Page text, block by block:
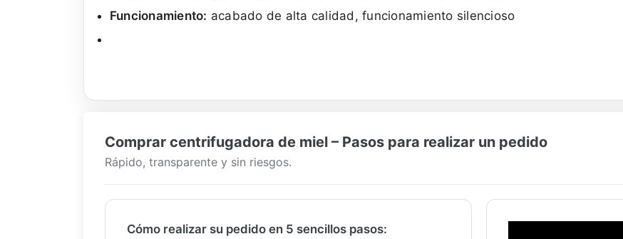
Funcionamiento: acabado de alta calidad, funcionamiento silencioso
Comprar centrifugadora de miel – Pasos para realizar un pedido
Rápido, transparente y sin riesgos.
Cómo realizar su pedido en 5 sencillos pasos: